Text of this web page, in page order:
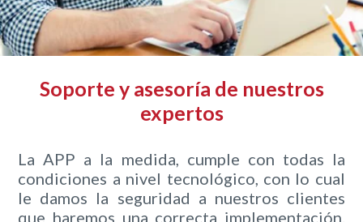
Soporte y asesoría de nuestros
expertos
La APP a la medida, cumple con todas la
condiciones a nivel tecnológico, con lo cual
le damos la seguridad a nuestros clientes
que haremos una correcta implementación.